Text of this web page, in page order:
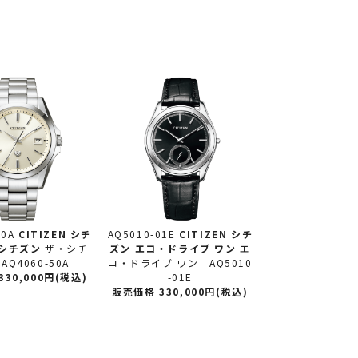
CITIZEN シチ
チズン ザ・シチ
50A
円(税込)
AQ5010-01E CITIZEN シチ
ズン エコ・ドライブ ワンエ
コ・ドライブ ワン AQ5010
-01E
販売価格 330,000円(税込)